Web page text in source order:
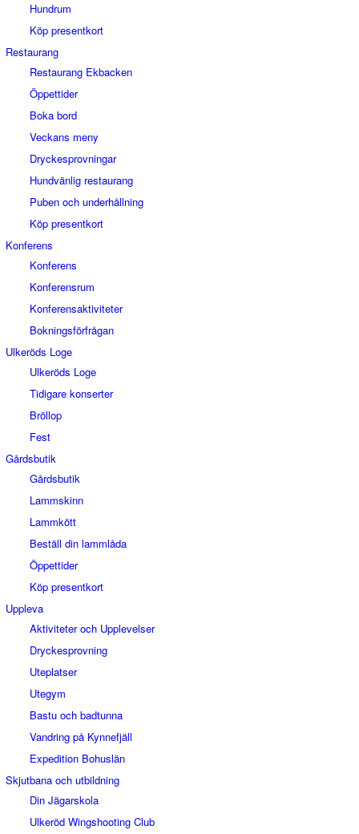
Hundrum
Köp presentkort
Restaurang
Restaurang Ekbacken
Öppettider
Boka bord
Veckans meny
Dryckesprovningar
Hundvänlig restaurang
Puben och underhållning
Köp presentkort
Konferens
Konferens
Konferensrum
Konferensaktiviteter
Bokningsförfrågan
Ulkeröds Loge
Ulkeröds Loge
Tidigare konserter
Bröllop
Fest
Gårdsbutik
Gårdsbutik
Lammskinn
Lammkött
Beställ din lammlåda
Öppettider
Köp presentkort
Uppleva
Aktiviteter och Upplevelser
Dryckesprovning
Uteplatser
Utegym
Bastu och badtunna
Vandring på Kynnefjäll
Expedition Bohuslän
Skjutbana och utbildning
Din Jägarskola
Ulkeröd Wingshooting Club